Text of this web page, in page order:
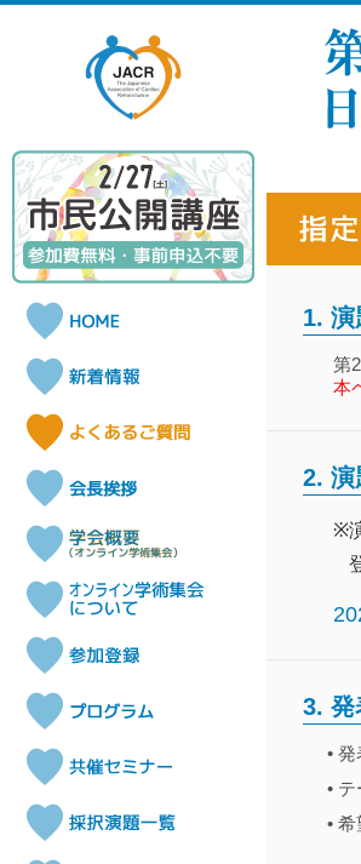
1. 演
第
本
2. 演
※
3. 発
• 発
• テ
• 希